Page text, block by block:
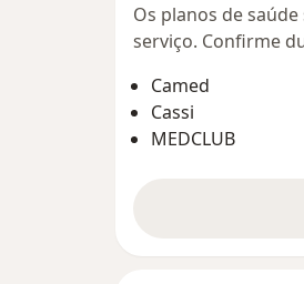
Os planos de
serviço. Confirme
Camed
Cassi
MEDCLUB